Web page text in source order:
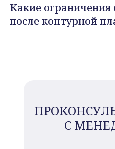
Какие ограничения
после контурной
С